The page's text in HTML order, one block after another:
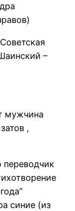
–
мужчина
,
переводчик
синие (из